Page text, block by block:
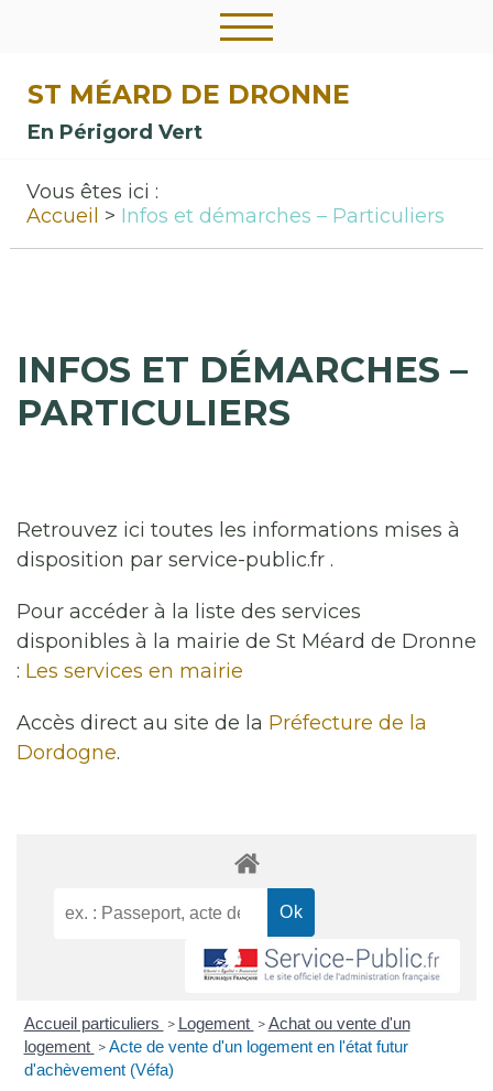
ST MÉARD DE DRONNE
En Périgord Vert
Vous êtes ici :
Accueil
Infos et démarches – Particuliers
INFOS ET DÉMARCHES –
PARTICULIERS
Retrouvez ici toutes les informations mises à
disposition par service-public.fr .
Pour accéder à la liste des services
disponibles à la mairie de St Méard de Dronne
: Les services en mairie
Accès direct au site de la Préfecture de la
Dordogne.
Accueil particuliers > Logement > Achat ou vente d'un
logement > Acte de vente d'un logement en l'état futur
d'achèvement (Véfa)